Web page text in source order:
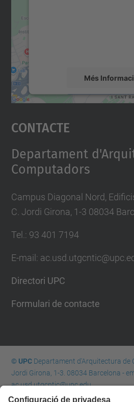
Més
Accepta
powered by
Contacte
Departament
Computadors
Campus Diagonal Nord,
C. Jordi Girona, 1-3 08034
Tel.: 93 401 7194
E-mail:
Directori UPC
Formulari de contacte
© UPCDepartament d'Arquitectura de
Jordi Girona, 1-3. 08034 Barcelona -
ac.usd.utgcntic@upc.edu